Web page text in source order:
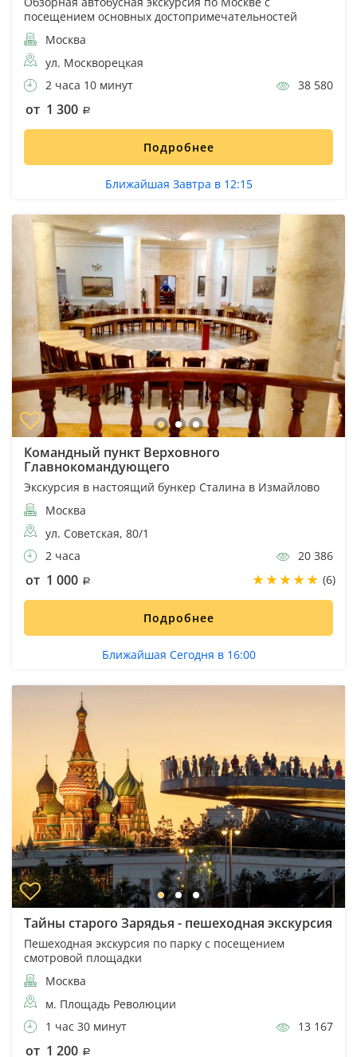
посещением основных достопримечательностей
Москва
ул. Москворецкая
2 часа 10 минут
38 580
от 1 300
Подробнее
Ближайшая Завтра в 12:15
Командный пункт Верховного
Главнокомандующего
Экскурсия в настоящий бункер Сталина в Измайлово
Москва
ул. Советская, 80/1
2 часа
20 386
от 1 000 (6)
Подробнее
Ближайшая Сегодня в 16:00
Тайны старого Зарядья - пешеходная экскурсия
Пешеходная экскурсия по парку с посещением
смотровой площадки
Москва
м. Площадь Революции
1 час 30 минут
13 167
от 1 200